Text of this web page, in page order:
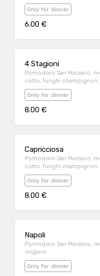
Only for dinner
6.00 €
4 Stagioni
Pomodoro San Marzano,
cotto, funghi
Only for dinner
8.00 €
Capricciosa
Pomodoro San Marzano,
cotto, funghi
Only for dinner
8.00 €
Napoli
Pomodoro San Marzano,
origano
Only for dinner